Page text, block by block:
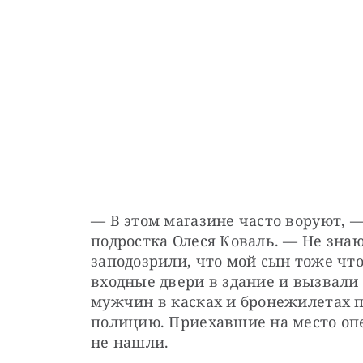
— В этом магазине часто воруют,
подростка Олеся Коваль. — Не
заподозрили, что мой сын тоже
входные двери в здание и вызвали
мужчин в касках и бронежилетах
полицию. Приехавшие на место
не нашли.